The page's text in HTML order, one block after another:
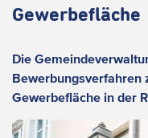
Gewerbefläche
Die
Bewerbungsverfahren
Gewerbefläche in der